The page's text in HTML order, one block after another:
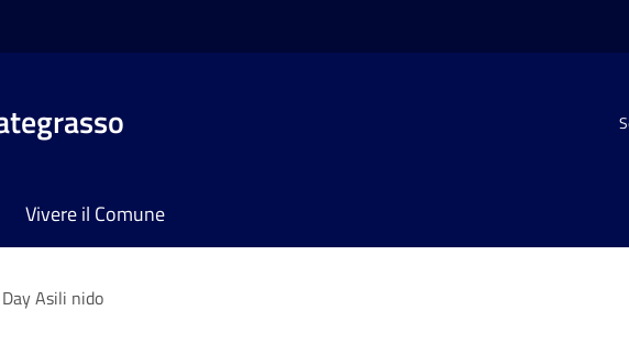
Vivere il Comune
Asili nido